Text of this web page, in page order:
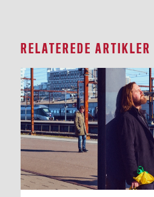
RELATEREDE ARTIKLER